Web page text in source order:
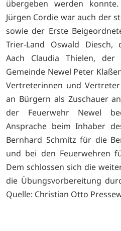
übergeben werden
Jürgen Cordie war auch der
sowie der Erste
Trier-Land Oswald
Aach Claudia Thielen,
Gemeinde Newel Peter
Vertreterinnen und
an Bürgern als Zuschauer
der Feuerwehr Newel
Ansprache beim Inhaber
Bernhard Schmitz für die
und bei den Feuerwehren
Dem schlossen sich die
die Übungsvorbereitung
Quelle: Christian Otto